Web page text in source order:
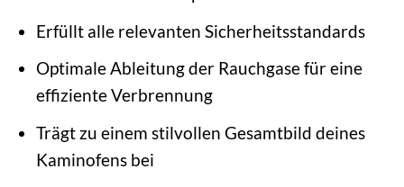
Erfüllt alle relevanten Sicherheitsstandards
Optimale Ableitung der Rauchgase für eine
effiziente Verbrennung
Trägt zu einem stilvollen Gesamtbild deines
Kaminofens bei